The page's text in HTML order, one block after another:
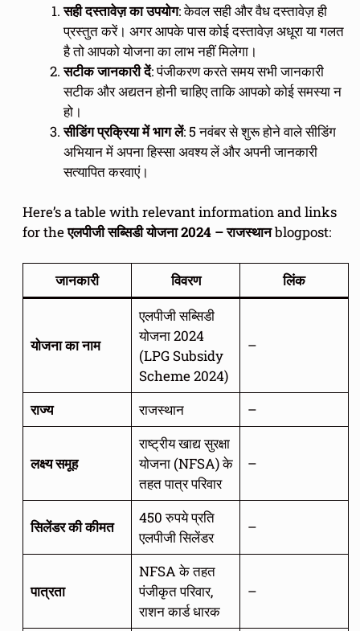
सही दस्तावेज़ का उपयोग: केवल सही और वैध दस्तावेज़ ही
प्रस्तुत करें। अगर आपके पास कोई दस्तावेज़ अधूरा या गलत
है तो आपको योजना का लाभ नहीं मिलेगा।
सटीक जानकारी दें: पंजीकरण करते समय सभी जानकारी
सटीक और अद्यतन होनी चाहिए ताकि आपको कोई समस्या न
हो।
सीडिंग प्रक्रिया में भाग लें: 5 नवंबर से शुरू होने वाले सीडिंग
अभियान में अपना हिस्सा अवश्य लें और अपनी जानकारी
सत्यापित करवाएं।
Here’s a table with relevant information and links
for theएलपीजी सब्सिडी योजना 2024 – राजस्थानblogpost:
जानकारी विवरण लिंक
योजना का नाम
एलपीजी सब्सिडी
योजना 2024
(LPG Subsidy
Scheme 2024)
–
राज्य राजस्थान –
लक्ष्य समूह
राष्ट्रीय खाद्य सुरक्षा
योजना (NFSA) के
तहत पात्र परिवार
–
सिलेंडर की कीमत
450 रुपये प्रति
एलपीजी सिलेंडर
–
पात्रता
NFSA के तहत
पंजीकृत परिवार,
राशन कार्ड धारक
–